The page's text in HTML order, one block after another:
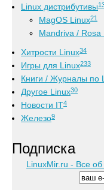
Linux дистрибутивы
MagOS Linux21
Mandriva / Rosa
Хитрости Linux34
Игры для Linux233
Книги / Журналы по
Другое Linux30
Новости IT4
Железо9
Подписка
LinuxMir.ru - Все